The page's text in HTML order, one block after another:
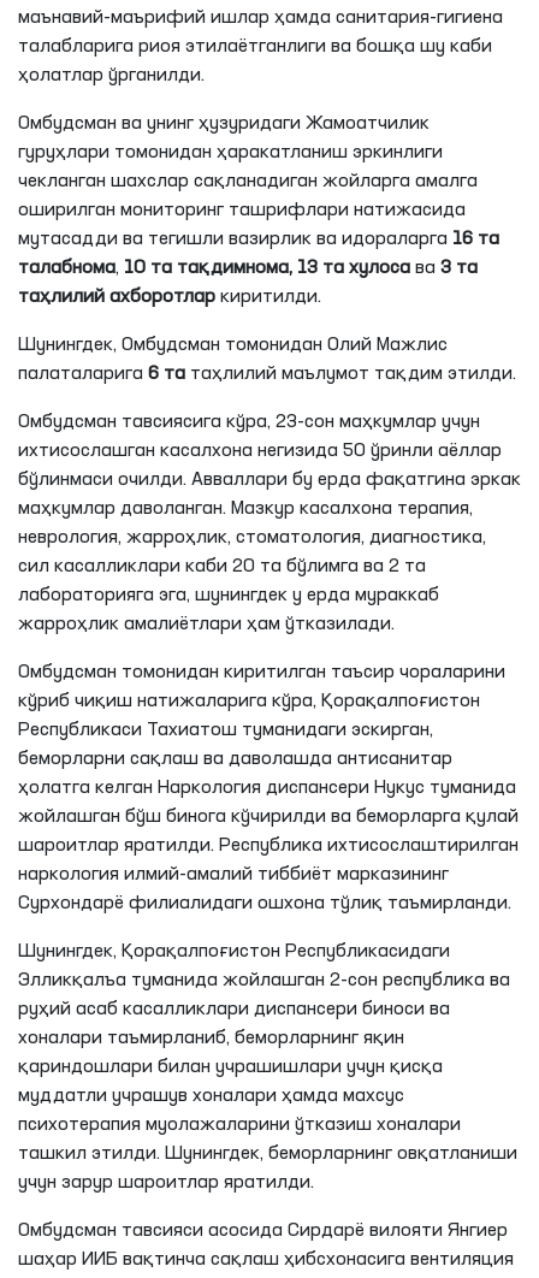
маънавий-маърифий ишлар ҳамда санитария-гигиена
талабларига риоя этилаётганлиги ва бошқа шу каби
ҳолатлар ўрганилди.
Омбудсман ва унинг ҳузуридаги Жамоатчилик
гуруҳлари томонидан ҳаракатланиш эркинлиги
чекланган шахслар сақланадиган жойларга амалга
оширилган мониторинг ташрифлари натижасида
мутасадди ва тегишли вазирлик ва идораларга 16 та
талабнома, 10 та тақдимнома, 13 та хулоса ва 3 та
таҳлилий ахборотлар киритилди.
Шунингдек, Омбудсман томонидан Олий Мажлис
палаталарига 6 та таҳлилий маълумот тақдим этилди.
Омбудсман тавсиясига кўра, 23-сон маҳкумлар учун
ихтисослашган касалхона негизида 50 ўринли аёллар
бўлинмаси очилди. Авваллари бу ерда фақатгина эркак
маҳкумлар даволанган. Мазкур касалхона терапия,
неврология, жарроҳлик, стоматология, диагностика,
сил касалликлари каби 20 та бўлимга ва 2 та
лабораторияга эга, шунингдек у ерда мураккаб
жарроҳлик амалиётлари ҳам ўтказилади.
Омбудсман томонидан киритилган таъсир чораларини
кўриб чиқиш натижаларига кўра, Қорақалпоғистон
Республикаси Тахиатош туманидаги эскирган,
беморларни сақлаш ва даволашда антисанитар
ҳолатга келган Наркология диспансери Нукус туманида
жойлашган бўш бинога кўчирилди ва беморларга қулай
шароитлар яратилди. Республика ихтисослаштирилган
наркология илмий-амалий тиббиёт марказининг
Сурхондарё филиалидаги ошхона тўлиқ таъмирланди.
Шунингдек, Қорақалпоғистон Республикасидаги
Элликқалъа туманида жойлашган 2-сон республика ва
руҳий асаб касалликлари диспансери биноси ва
хоналари таъмирланиб, беморларнинг яқин
қариндошлари билан учрашишлари учун қисқа
муддатли учрашув хоналари ҳамда махсус
психотерапия муолажаларини ўтказиш хоналари
ташкил этилди. Шунингдек, беморларнинг овқатланиши
учун зарур шароитлар яратилди.
Омбудсман тавсияси асосида Сирдарё вилояти Янгиер
шаҳар ИИБ вақтинча сақлаш ҳибсхонасига вентиляция